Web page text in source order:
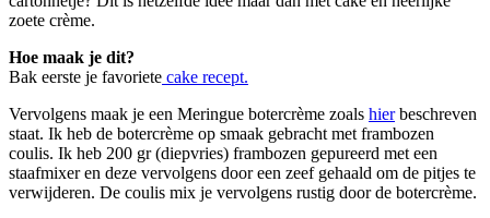
zoete crème.
Hoe maak je dit?
Bak eerste je favoriete cake recept.
Vervolgens maak je een Meringue botercrème zoals hierbeschreven
staat. Ik heb de botercrème op smaak gebracht met frambozen
coulis. Ik heb 200 gr (diepvries) frambozen gepureerd met een
staafmixer en deze vervolgens door een zeef gehaald om de pitjes te
verwijderen. De coulis mix je vervolgens rustig door de botercrème.